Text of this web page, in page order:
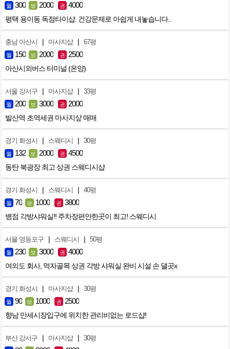
월 300 보 2000 권 4000
평택 용이동 독점타이샵. 건강문제로 아쉽게 내놓습니다..
충남 아산시 | 마사지샵 | 67평
월 150 보 2000 권 2500
아산시외버스 터미널 (온양)
서울 강서구 | 마사지샵 | 33평
월 200 보 3000 권 2000
발산역 초역세권 마사지샆 매매
경기 화성시 | 스웨디시 | 30평
월 132 보 2000 권 4500
동탄 북광장 최고 상권 스웨디시샵
경기 화성시 | 스웨디시 | 40평
월 70 보 1000 권 3800
병점 각방샤워실!! 주차장편안한곳이 최고! 스웨디시
서울 영등포구 | 스웨디시 | 50평
월 230 보 3000 권 4000
여의도 회사, 먹자골목 상권 각방 샤워실 완비 시설 손 댈곳x
경기 화성시 | 마사지샵 | 30평
월 90 보 1000 권 2500
향남 만세시장입구에 위치한 관리비없는 로드샵!
부산 강서구 | 마사지샵 | 30평